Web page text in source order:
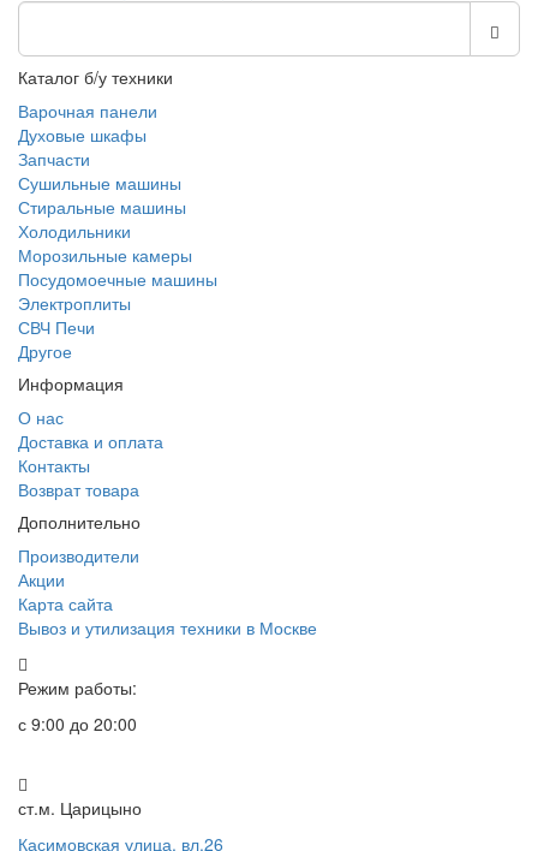
Каталог б/у техники
Варочная панели
Духовые шкафы
Запчасти
Сушильные машины
Стиральные машины
Холодильники
Морозильные камеры
Посудомоечные машины
Электроплиты
СВЧ Печи
Другое
Информация
О нас
Доставка и оплата
Контакты
Возврат товара
Дополнительно
Производители
Акции
Карта сайта
Вывоз и утилизация техники в Москве
Режим работы:
с 9:00 до 20:00
ст.м. Царицыно
Касимовская улица, вл.26